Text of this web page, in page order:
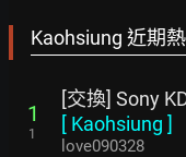
Kaohsiung 近期
1
1
[交換] Sony
[ Kaohsiung ]
love090328